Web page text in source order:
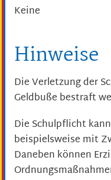
Keine
Hinweise
Die Verletzung der
Geldbuße bestraft
Die Schulpflicht
beispielsweise mit
Daneben können